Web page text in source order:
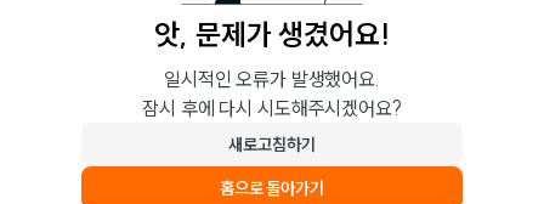
앗, 문제가 생겼어요!
일시적인 오류가 발생했어요.
잠시 후에 다시 시도해주시겠어요?
새로고침하기
홈으로 돌아가기